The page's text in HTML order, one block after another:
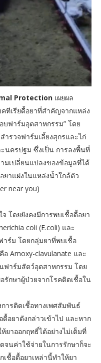
Protectionเผยผล
ทีเรียดื้อยาที่สำคัญจากแหล่ง
ฟาร์มอุตสาหกรรม” โดย
รวจฟาร์มเลี้ยงสุกรและไก่
นครปฐม ซึ่งเป็น การลงพื้นที่
มเปลี่ยนแปลงของข้อมูลที่ได้
ยาแฝงในแหล่งน้ำใกล้ตัว
near you)
โดยยังคงมีการพบเชื้อดื้อยา
coli (E.coli) และ
าร์ม โดยกลุ่มยาที่พบเชื้อ
อ Amoxy-clavulanate และ
ฟาร์มสัตว์อุตสาหกรรม โดย
กษาผู้ป่วยจากโรคติดเชื้อใน
ารติดเชื้อทางเพศสัมพันธ์
อยาดังกล่าวเข้าไป และหาก
ยาออกฤทธิ์ได้อย่างไม่เต็มที่
นค่าใช้จ่ายในการรักษาก็จะ
ชื้อดื้อยาเหล่านี้ทำให้ยา